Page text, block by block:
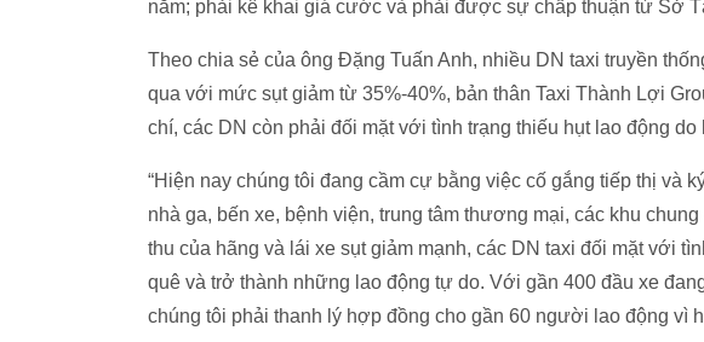
năm; phải kê khai giá cước và phải được sự chấp thuận từ Sở
Theo chia sẻ của ông Đặng Tuấn Anh, nhiều DN taxi truyền
qua với mức sụt giảm từ 35%-40%, bản thân Taxi Thành Lợi
chí, các DN còn phải đối mặt với tình trạng thiếu hụt lao động do
“Hiện nay chúng tôi đang cầm cự bằng việc cố gắng tiếp thị và
nhà ga, bến xe, bệnh viện, trung tâm thương mại, các khu
thu của hãng và lái xe sụt giảm mạnh, các DN taxi đối mặt với
quê và trở thành những lao động tự do. Với gần 400 đầu xe
chúng tôi phải thanh lý hợp đồng cho gần 60 người lao động vì